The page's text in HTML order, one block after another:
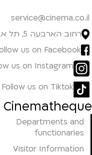
service@cinema.co.il
רחוב הארבעה 5, תל אביב
us on Facebook
us on Instagram
Follow us on Tiktok
Cinematheque
Departments and
functionaries
Visitor Information